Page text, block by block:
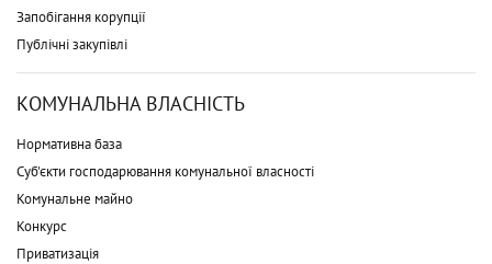
Запобігання корупції
Публічні закупівлі
КОМУНАЛЬНА ВЛАСНІСТЬ
Нормативна база
Суб'єкти господарювання комунальної власності
Комунальне майно
Конкурс
Приватизація